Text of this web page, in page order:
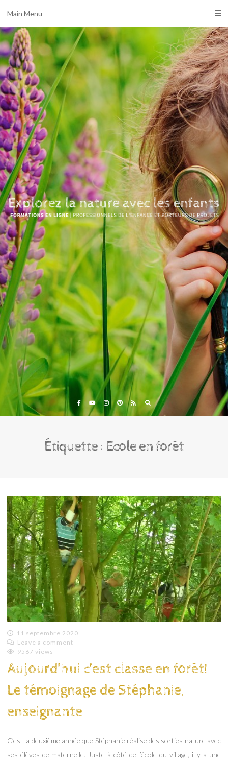
Eveil et Nature
Outils et Formations en ligne pour explorer la nature
avec les enfants
Main Menu
Étiquette : Ecole en forêt
11 septembre 2020
Emilie
Leave a comment
9567 views
Aujourd’hui c’est classe en forêt!
Le témoignage de Stéphanie,
enseignante
C’est la deuxième année que Stéphanie réalise des sorties nature avec
ses élèves de maternelle. Juste à côté de l’école du village, il y a une